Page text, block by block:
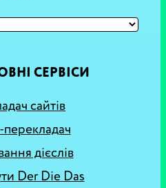
СЕРВІСИ
сайтів
дієслів
Der Die Das